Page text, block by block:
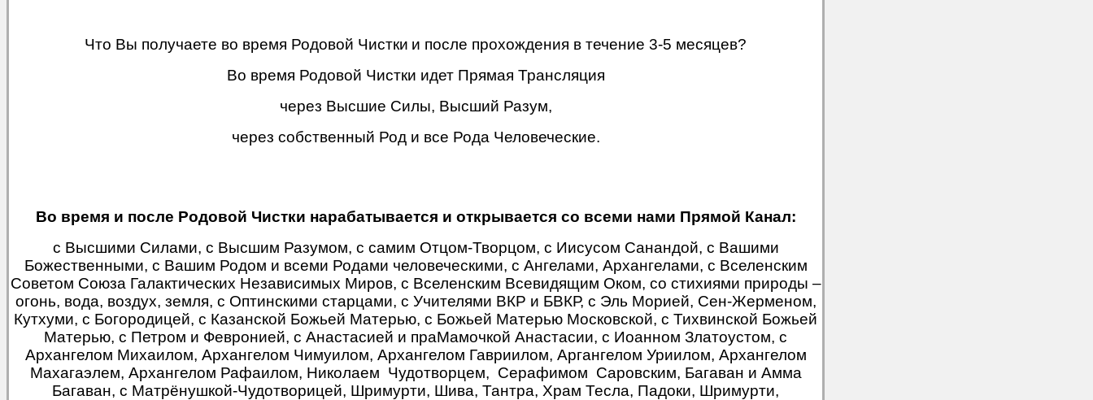
Что Вы получаете во время Родовой Чистки и после прохождения в течение 3-5 месяцев?
Во время Родовой Чистки идет Прямая Трансляция
через Высшие Силы, Высший Разум,
через собственный Род и все Рода Человеческие.
Во время и после Родовой Чистки нарабатывается и открывается со всеми нами Прямой Канал:
с Высшими Силами, с Высшим Разумом, с самим Отцом-Творцом, с Иисусом Санандой, с Вашими
Божественными, с Вашим Родом и всеми Родами человеческими, с Ангелами, Архангелами, с Вселенским
Советом Союза Галактических Независимых Миров, с Вселенским Всевидящим Оком, со стихиями природы –
огонь, вода, воздух, земля, с Оптинскими старцами, с Учителями ВКР и БВКР, с Эль Морией, Сен-Жерменом,
Кутхуми, с Богородицей, с Казанской Божьей Матерью, с Божьей Матерью Московской, с Тихвинской Божьей
Матерью, с Петром и Февронией, с Анастасией и праМамочкой Анастасии, с Иоанном Златоустом, с
Архангелом Михаилом, Архангелом Чимуилом, Архангелом Гавриилом, Аргангелом Уриилом, Архангелом
Махагаэлем, Архангелом Рафаилом, Николаем Чудотворцем, Серафимом Саровским, Багаван и Амма
Багаван, с Матрёнушкой-Чудотворицей, Шримурти, Шива, Тантра, Храм Тесла, Падоки, Шримурти,